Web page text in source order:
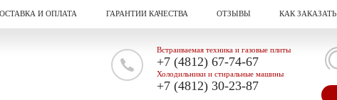
Встраиваемая техника и газовые плиты
+7 (4812) 67-74-67
Холодильники и стиральные машины
+7 (4812) 30-23-87
И ОПЛАТА ГАРАНТИИ КАЧЕСТВА ОТЗЫВЫ КАК ЗАКАЗАТЬ